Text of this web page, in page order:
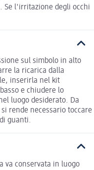
Se l'irritazione degli occhi
sul simbolo in alto
la ricarica dalla
inserirla nel kit
e chiudere lo
luogo desiderato. Da
rende necessario toccare
guanti.
va conservata in luogo